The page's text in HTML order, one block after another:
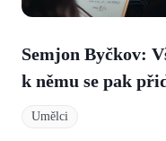
Semjon Byčkov:
k němu se pak
Umělci